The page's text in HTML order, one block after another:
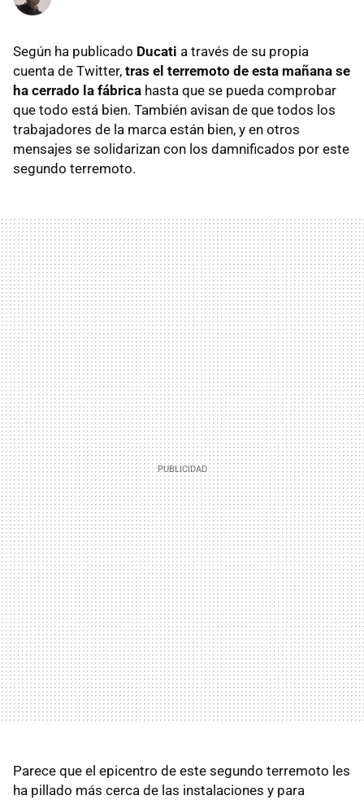
Según ha publicado Ducati a través de su propia
cuenta de Twitter, tras el terremoto de esta mañana se
ha cerrado la fábrica hasta que se pueda comprobar
que todo está bien. También avisan de que todos los
trabajadores de la marca están bien, y en otros
mensajes se solidarizan con los damnificados por este
segundo terremoto.
Parece que el epicentro de este segundo terremoto les
ha pillado más cerca de las instalaciones y para